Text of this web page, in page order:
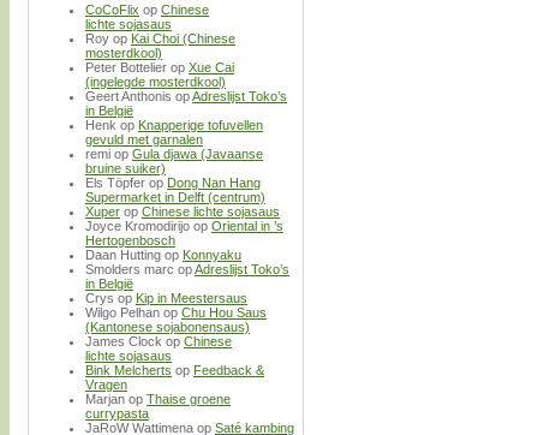
CoCoFlix op Chinese
lichte sojasaus
Roy op Kai Choi (Chinese
mosterdkool)
Peter Bottelier op Xue Cai
(ingelegde mosterdkool)
Geert Anthonis opAdreslijst Toko’s
in België
Henk op Knapperige tofuvellen
gevuld met garnalen
remi op Gula djawa (Javaanse
bruine suiker)
Els Töpfer op Dong Nan Hang
Supermarket in Delft (centrum)
Xuper op Chinese lichte sojasaus
Joyce Kromodirijo op Oriental in ’s
Hertogenbosch
Daan Hutting op Konnyaku
Smolders marc opAdreslijst Toko’s
in België
Crys op Kip in Meestersaus
Wilgo Pelhan op Chu Hou Saus
(Kantonese sojabonensaus)
James Clock op Chinese
lichte sojasaus
Bink Melcherts op Feedback &
Vragen
Marjan op Thaise groene
currypasta
JaRoW Wattimena op Saté kambing